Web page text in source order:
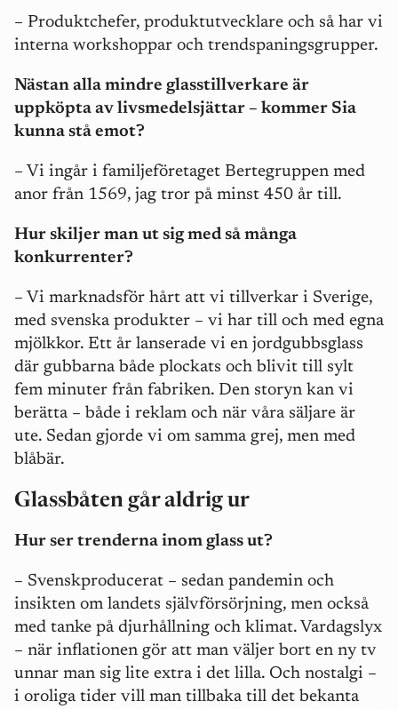
– Produktchefer, produktutvecklare och så har vi
interna workshoppar och trendspaningsgrupper.
Nästan alla mindre glasstillverkare är
uppköpta av livsmedelsjättar – kommer Sia
kunna stå emot?
– Vi ingår i familjeföretaget Bertegruppen med
anor från 1569, jag tror på minst 450 år till.
Hur skiljer man ut sig med så många
konkurrenter?
– Vi marknadsför hårt att vi tillverkar i Sverige,
med svenska produkter – vi har till och med egna
mjölkkor. Ett år lanserade vi en jordgubbsglass
där gubbarna både plockats och blivit till sylt
fem minuter från fabriken. Den storyn kan vi
berätta – både i reklam och när våra säljare är
ute. Sedan gjorde vi om samma grej, men med
blåbär.
Glassbåten går aldrig ur
Hur ser trenderna inom glass ut?
– Svenskproducerat – sedan pandemin och
insikten om landets självförsörjning, men också
med tanke på djurhållning och klimat. Vardagslyx
– när inflationen gör att man väljer bort en ny tv
unnar man sig lite extra i det lilla. Och nostalgi –
i oroliga tider vill man tillbaka till det bekanta